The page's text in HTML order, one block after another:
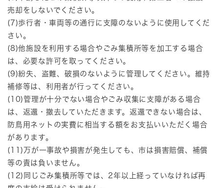
売却をしないでください。
(7)歩行者・車両等の通行に支障のないように使用してくだ
さい。
(8)他施設を利用する場合やごみ集積所等を加工する場合
は、必要な許可を取ってください。
(9)紛失、盗難、破損のないように管理してください。維持
補修等は、利用者が行ってください。
(10)管理が十分でない場合やごみ収集に支障がある場合
は、返還・撤去していただきます。返還できない場合は、
防鳥用ネットの実費に相当する額をお支払いいただく場合
があります。
(11)万が一事故や損害が発生しても、市は損害賠償、補償
等の責は負いません。
(12)同じごみ集積所等では、2年以上経っていなければ再